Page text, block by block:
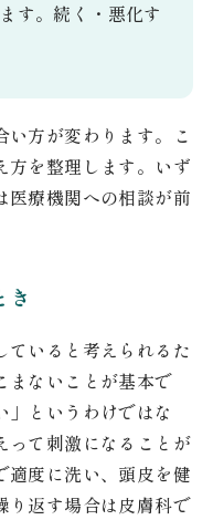
す。続く・悪化す
方が変わります。こ
方を整理します。いず
医療機関への相談が前
き
ていると考えられるた
まないことが基本で
というわけではな
って刺激になることが
適度に洗い、頭皮を健
り返す場合は皮膚科で